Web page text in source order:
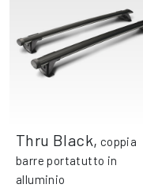
Thru Black, coppia
barre portatutto in
alluminio